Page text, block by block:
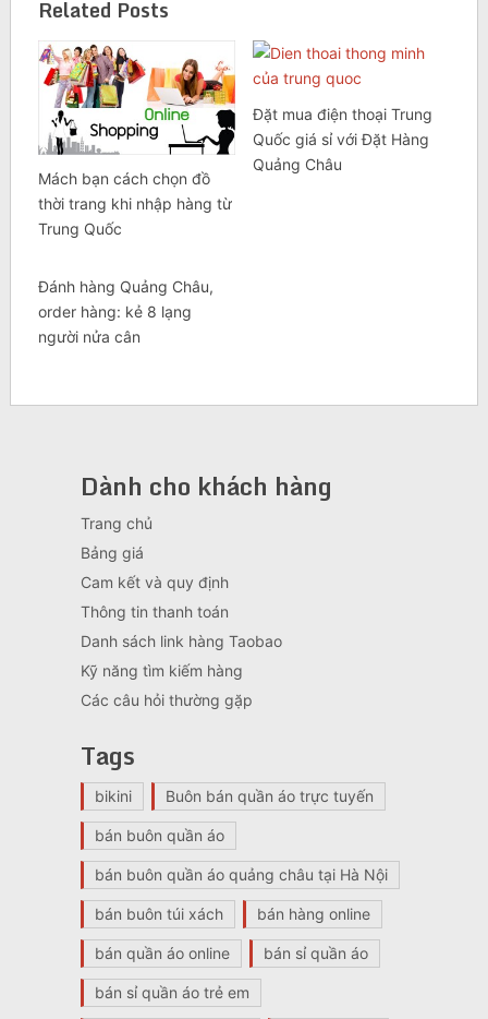
Related Posts
Mách bạn cách chọn đồ
thời trang khi nhập hàng từ
Trung Quốc
Đặt mua điện thoại Trung
Quốc giá sỉ với Đặt Hàng
Quảng Châu
Đánh hàng Quảng Châu,
order hàng: kẻ 8 lạng
người nửa cân
Dành cho khách hàng
Trang chủ
Bảng giá
Cam kết và quy định
Thông tin thanh toán
Danh sách link hàng Taobao
Kỹ năng tìm kiếm hàng
Các câu hỏi thường gặp
Tags
bikini Buôn bán quần áo trực tuyến
bán buôn quần áo
bán buôn quần áo quảng châu tại Hà Nội
bán buôn túi xách bán hàng online
bán quần áo online bán sỉ quần áo
bán sỉ quần áo trẻ em